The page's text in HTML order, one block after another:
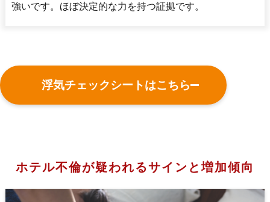
強いです。ほぼ決定的な力を持つ証拠です。
浮気チェックシートはこちら
ホテル不倫が疑われるサインと増加傾向